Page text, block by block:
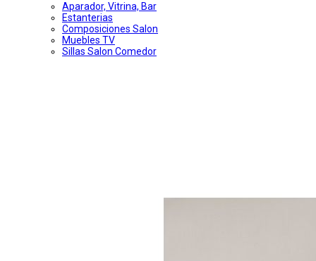
Aparador, Vitrina, Bar
Estanterias
Composiciones Salon
Muebles TV
Sillas Salon Comedor